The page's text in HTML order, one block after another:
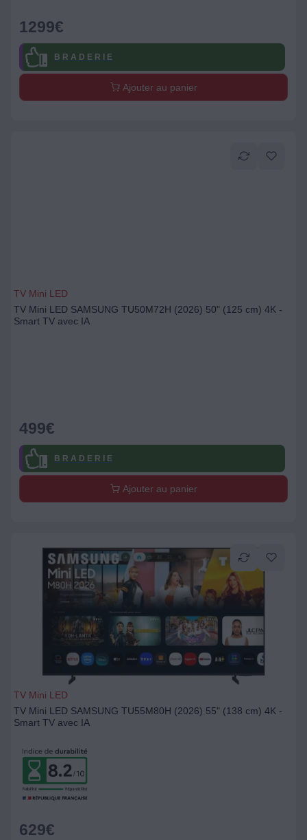
1299€
B R A D E R I E
Ajouter au panier
TV Mini LED
TV Mini LED SAMSUNG TU50M72H (2026) 50" (125 cm) 4K -
Smart TV avec IA
499€
B R A D E R I E
Ajouter au panier
TV Mini LED
TV Mini LED SAMSUNG TU55M80H (2026) 55" (138 cm) 4K -
Smart TV avec IA
629€